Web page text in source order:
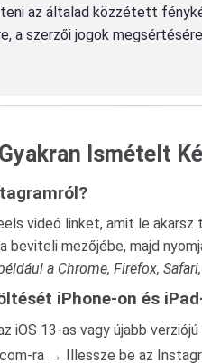
az általad közzétett
szerzői jogok
Gyakran Ismételt
videó linket, amit le akarsz
beviteli mezőjébe, majd
a Chrome, Firefox, Safari,
iPhone-on és
iOS 13-as vagy újabb verziójú
ra → Illessze be az